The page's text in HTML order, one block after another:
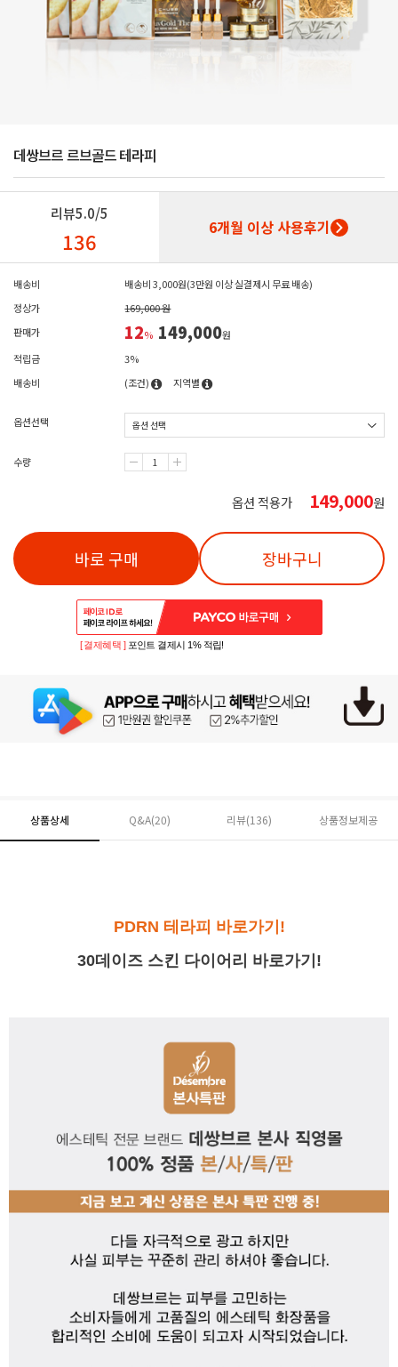
데쌍브르 르브골드 테라피
리뷰5.0/5
136 6개월 이상 사용후기
배송비
배송비 3,000원(3만원 이상 실결제시 무료 배송)
정상가
169,000 원
판매가
12% 149,000원
적립금
3%
배송비
(조건) 지역별
옵션선택
수량
옵션 적용가 149,000원
바로 구매 장바구니
PAYCO 바로구매
[ 결제혜택 ] 포인트 결제시 1% 적립!
상품상세 Q&A(20) 리뷰(136) 상품정보제공
PDRN 테라피 바로가기!
30데이즈 스킨 다이어리 바로가기!